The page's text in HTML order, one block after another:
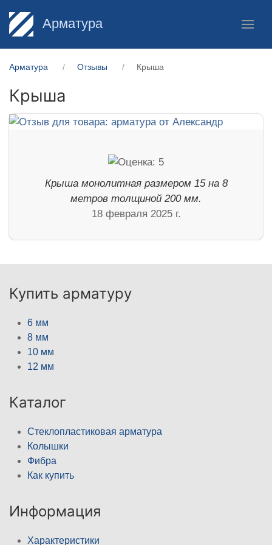
Арматура
Арматура Отзывы Крыша
Крыша
Крыша монолитная размером 15 на 8
метров толщиной 200 мм.
18 февраля 2025 г.
Купить арматуру
6 мм
8 мм
10 мм
12 мм
Каталог
Стеклопластиковая арматура
Колышки
Фибра
Как купить
Информация
Характеристики